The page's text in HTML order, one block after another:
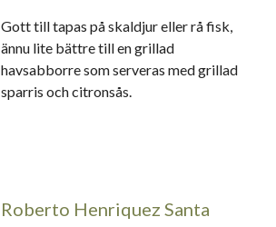
Gott till tapas på skaldjur eller rå fisk,
ännu lite bättre till en grillad
havsabborre som serveras med grillad
sparris och citronsås.
Roberto Henriquez Santa